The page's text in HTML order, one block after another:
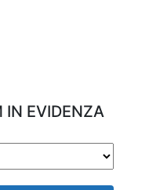
IN EVIDENZA